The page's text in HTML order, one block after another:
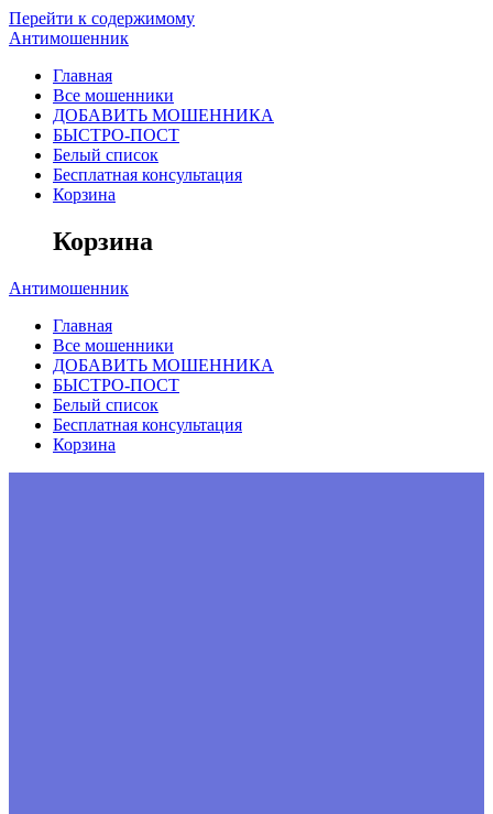
Перейти к содержимому
Антимошенник
Главная
Все мошенники
ДОБАВИТЬ МОШЕННИКА
БЫСТРО-ПОСТ
Белый список
Бесплатная консультация
Корзина
Корзина
Антимошенник
Главная
Все мошенники
ДОБАВИТЬ МОШЕННИКА
БЫСТРО-ПОСТ
Белый список
Бесплатная консультация
Корзина